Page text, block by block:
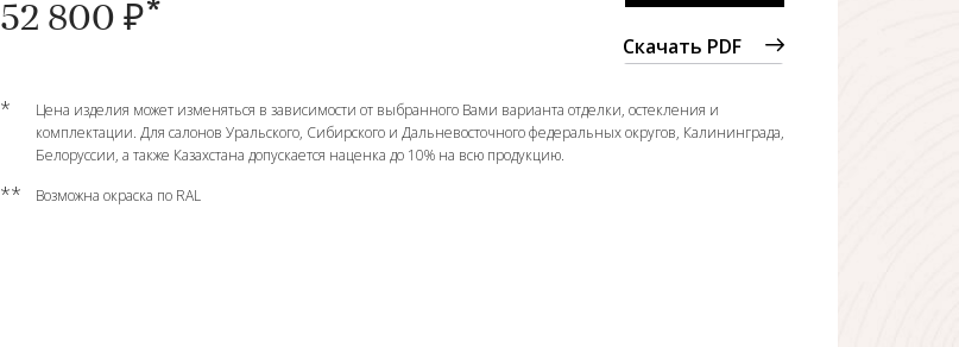
Скачать PDF
52 800 ₽
*
Цена изделия может изменяться в зависимости от выбранного Вами варианта отделки, остекления и
комплектации. Для салонов Уральского, Сибирского и Дальневосточного федеральных округов, Калининграда,
Белоруссии, а также Казахстана допускается наценка до 10% на всю продукцию.
** Возможна окраска по RAL